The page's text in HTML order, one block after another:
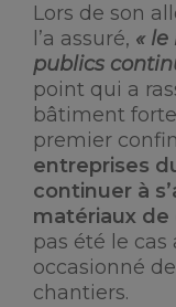
Lors de son
l’a assuré, «
publics
point qui a
bâtiment
premier
entreprises
continuer à
matériaux
pas été le
occasionné
chantiers.